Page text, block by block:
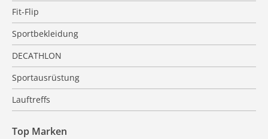
Fit-Flip
Sportbekleidung
DECATHLON
Sportausrüstung
Lauftreffs
Top Marken